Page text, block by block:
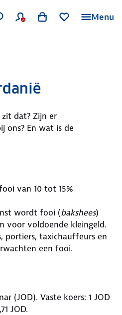
Menu
dat? Zijn er
ons? En wat is de
van 10 tot 15%
wordt fooi (bakshees)
voor voldoende kleingeld.
portiers, taxichauffeurs en
een fooi.
(JOD). Vaste koers: 1 JOD
JOD.